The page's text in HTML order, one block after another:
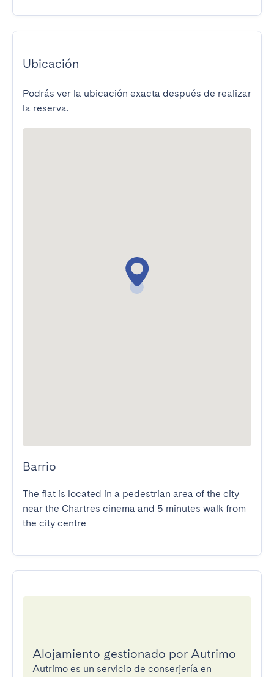
Ubicación
Podrás ver la ubicación exacta después de realizar
la reserva.
Barrio
The flat is located in a pedestrian area of the city
near the Chartres cinema and 5 minutes walk from
the city centre
Alojamiento gestionado por Autrimo
Autrimo es un servicio de conserjería en